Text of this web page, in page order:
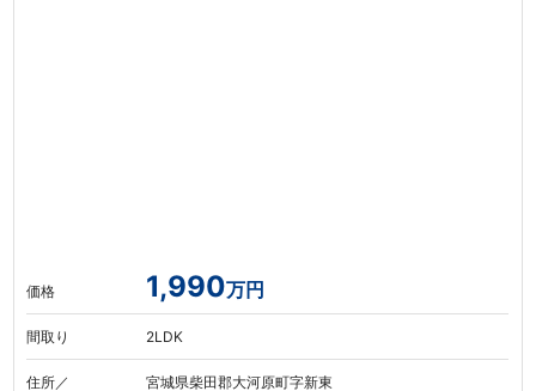
価格 1,990万円
間取り 2LDK
住所／
宮城県柴田郡大河原町字新東